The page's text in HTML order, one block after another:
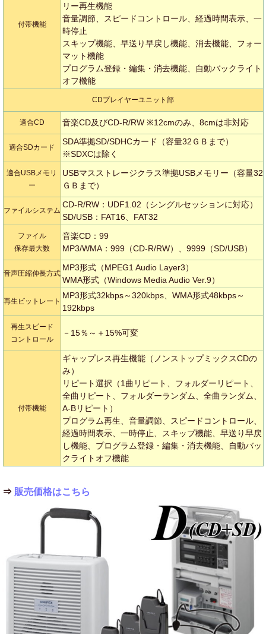
付帯機能
リー再生機能
音量調節、スピードコントロール、経過時間表示、一
時停止
スキップ機能、早送り早戻し機能、消去機能、フォー
マット機能
プログラム登録・編集・消去機能、自動バックライト
オフ機能
CDプレイヤーユニット部
適合CD 音楽CD及びCD-R/RW ※12cmのみ、8cmは非対応
適合SDカード
SDA準拠SD/SDHCカード（容量32ＧＢまで）
※SDXCは除く
適合USBメモリ
ー
USBマスストレージクラス準拠USBメモリー（容量32
ＧＢまで）
ファイルシステム
CD-R/RW：UDF1.02（シングルセッションに対応）
SD/USB：FAT16、FAT32
ファイル
保存最大数
音楽CD：99
MP3/WMA：999（CD-R/RW）、9999（SD/USB）
音声圧縮伸長方式
MP3形式（MPEG1 Audio Layer3）
WMA形式（Windows Media Audio Ver.9）
再生ビットレート
MP3形式32kbps～320kbps、WMA形式48kbps～
192kbps
再生スピード
コントロール
－15％～＋15%可変
付帯機能
ギャップレス再生機能（ノンストップミックスCDの
み）
リピート選択（1曲リピート、フォルダーリピート、
全曲リピート、フォルダーランダム、全曲ランダム、
A-Bリピート）
プログラム再生、音量調節、スピードコントロール、
経過時間表示、一時停止、スキップ機能、早送り早戻
し機能、プログラム登録・編集・消去機能、自動バッ
クライトオフ機能
⇒ 販売価格はこちら